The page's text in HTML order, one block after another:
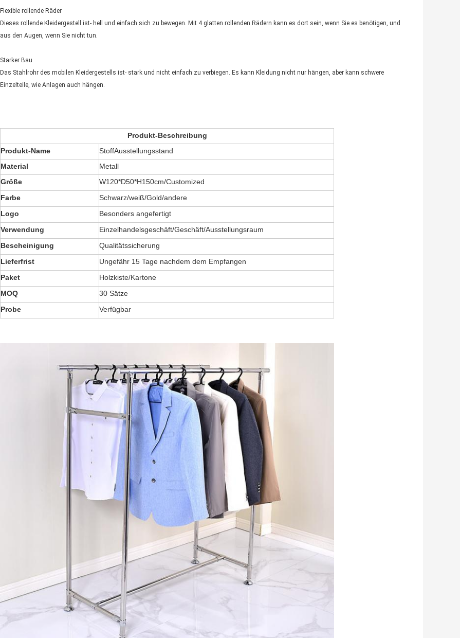
Flexible rollende Räder
Dieses rollende Kleidergestell ist- hell und einfach sich zu bewegen. Mit 4 glatten rollenden Rädern kann es dort sein, wenn Sie es benötigen, und
aus den Augen, wenn Sie nicht tun.
Starker Bau
Das Stahlrohr des mobilen Kleidergestells ist- stark und nicht einfach zu verbiegen. Es kann Kleidung nicht nur hängen, aber kann schwere
Einzelteile, wie Anlagen auch hängen.
Produkt-Beschreibung
Produkt-Name
StoffAusstellungsstand
Material
Metall
Größe
W120*D50*H150cm/Customized
Farbe
Schwarz/weiß/Gold/andere
Logo
Besonders angefertigt
Verwendung
Einzelhandelsgeschäft/Geschäft/Ausstellungsraum
Bescheinigung
Qualitätssicherung
Lieferfrist
Ungefähr 15 Tage nachdem dem Empfangen
Paket
Holzkiste/Kartone
MOQ
30 Sätze
Probe
Verfügbar